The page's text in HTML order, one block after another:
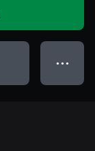
● ● ●